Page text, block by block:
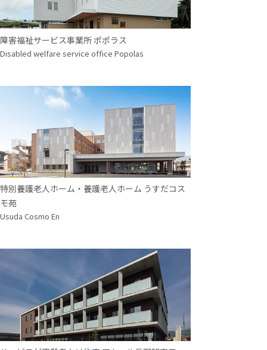
障害福祉サービス事業所 ポポラス
Disabled welfare service office Popolas
特別養護老人ホーム・養護老人ホーム うすだコス
モ苑
Usuda Cosmo En